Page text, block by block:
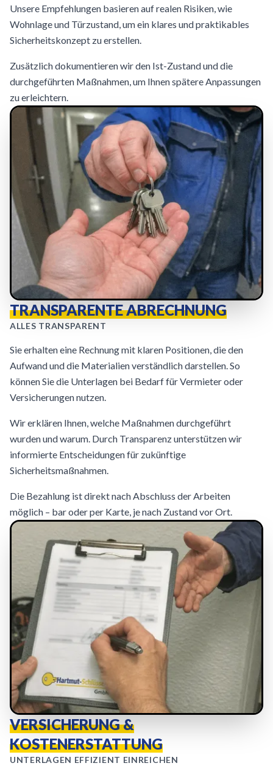
Unsere Empfehlungen basieren auf realen Risiken, wie
Wohnlage und Türzustand, um ein klares und praktikables
Sicherheitskonzept zu erstellen.
Zusätzlich dokumentieren wir den Ist-Zustand und die
durchgeführten Maßnahmen, um Ihnen spätere Anpassungen
zu erleichtern.
TRANSPARENTE ABRECHNUNG
ALLES TRANSPARENT
Sie erhalten eine Rechnung mit klaren Positionen, die den
Aufwand und die Materialien verständlich darstellen. So
können Sie die Unterlagen bei Bedarf für Vermieter oder
Versicherungen nutzen.
Wir erklären Ihnen, welche Maßnahmen durchgeführt
wurden und warum. Durch Transparenz unterstützen wir
informierte Entscheidungen für zukünftige
Sicherheitsmaßnahmen.
Die Bezahlung ist direkt nach Abschluss der Arbeiten
möglich – bar oder per Karte, je nach Zustand vor Ort.
VERSICHERUNG &
KOSTENERSTATTUNG
UNTERLAGEN EFFIZIENT EINREICHEN